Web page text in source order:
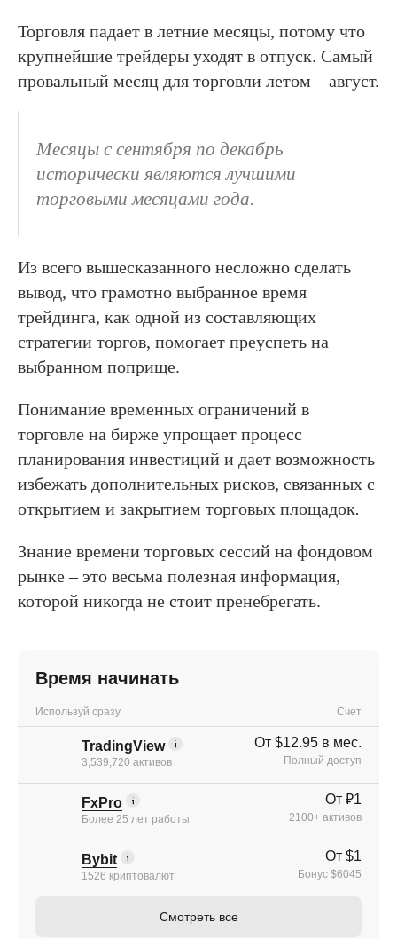
Торговля падает в летние месяцы, потому что
крупнейшие трейдеры уходят в отпуск. Самый
провальный месяц для торговли летом – август.
Месяцы с сентября по декабрь
исторически являются лучшими
торговыми месяцами года.
Из всего вышесказанного несложно сделать
вывод, что грамотно выбранное время
трейдинга, как одной из составляющих
стратегии торгов, помогает преуспеть на
выбранном поприще.
Понимание временных ограничений в
торговле на бирже упрощает процесс
планирования инвестиций и дает возможность
избежать дополнительных рисков, связанных с
открытием и закрытием торговых площадок.
Знание времени торговых сессий на фондовом
рынке – это весьма полезная информация,
которой никогда не стоит пренебрегать.
Время начинать
Используй сразу Счет
TradingView
3,539,720 активов
От $12.95 в мес.
Полный доступ
FxPro
Более 25 лет работы
От ₽1
2100+ активов
Bybit
1526 криптовалют
От $1
Бонус $6045
Смотреть все